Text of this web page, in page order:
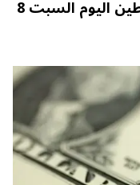
أسعار الذهب والعملات في فلسطين اليوم السبت 8